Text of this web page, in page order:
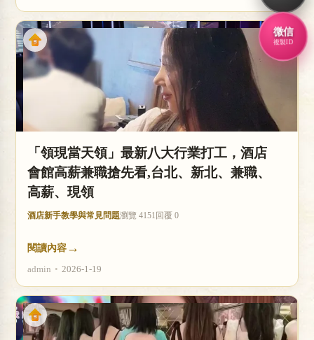
「領現當天領」最新八大行業打工，酒店
會館高薪兼職搶先看,台北、新北、兼職、
高薪、現領
酒店新手教學與常見問題瀏覽 4151 回覆 0
閱讀內容 →
admin • 2026-1-19
微信
複製ID